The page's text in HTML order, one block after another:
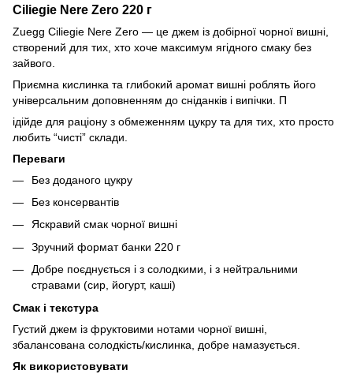
Ciliegie Nere Zero 220 г
Zuegg Ciliegie Nere Zero — це джем із добірної чорної вишні,
створений для тих, хто хоче максимум ягідного смаку без
зайвого.
Приємна кислинка та глибокий аромат вишні роблять його
універсальним доповненням до сніданків і випічки. П
ідійде для раціону з обмеженням цукру та для тих, хто просто
любить “чисті” склади.
Переваги
Без доданого цукру
Без консервантів
Яскравий смак чорної вишні
Зручний формат банки 220 г
Добре поєднується і з солодкими, і з нейтральними
стравами (сир, йогурт, каші)
Смак і текстура
Густий джем із фруктовими нотами чорної вишні,
збалансована солодкість/кислинка, добре намазується.
Як використовувати